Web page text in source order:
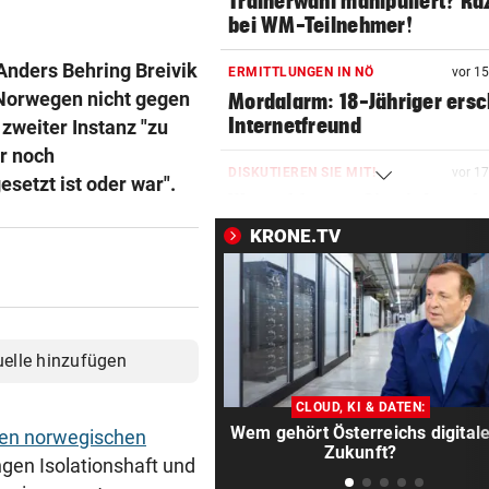
Behring Breivik
nicht gegen
Instanz "zu
noch
ist oder war".
hinzufügen
norwegischen
Isolationshaft und
bei WM-Teilnehmer!
ERMITTLUNGEN IN NÖ vor
Mordalarm: 18-Jähriger
Internetfreund
DISKUTIEREN SIE MIT! vor
Hitzewelle?
BEI SEINEM NEO-KLUB vor 19
Gefeiert wie Rockstar: So viel
kassiert WM-Held!
ERNEUTE VERHANDLUNG vor
Hobby-Schafbauer wegen
Postings vor Gericht
KRONE.TV
CLOUD, KI & DATEN:
Wem gehört Österreichs digitale
Zukunft?